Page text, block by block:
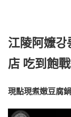
江陵阿嬤
店 吃到飽
現點現煮嫩豆腐鍋